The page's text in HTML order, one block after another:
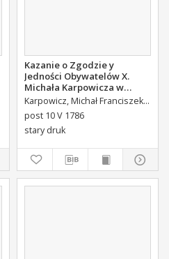
Portalupi, Antoni Maria (1713-1791) Tł.
Kazanie o Zgodzie y
Jedności Obywatelów X.
Michała Karpowicza w
Uroczystosc Imienin [...]
Stanisława Augusta Krola
Miane [...].
Karpowicz, Michał Franciszek (1744-1803)
post 10 V 1786
stary druk